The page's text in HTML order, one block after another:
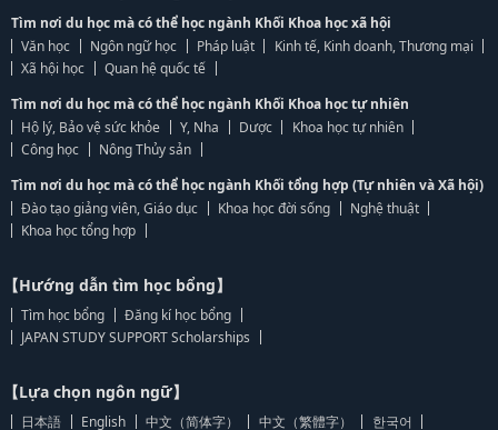
Tìm nơi du học mà có thể học ngành Khối Khoa học xã hội
Văn học
Ngôn ngữ học Pháp luật
Kinh tế, Kinh doanh, Thương mại
Xã hội học
Quan hệ quốc tế
Tìm nơi du học mà có thể học ngành Khối Khoa học tự nhiên
Hộ lý, Bảo vệ sức khỏe
Y, Nha Dược
Khoa học tự nhiên
Công học
Nông Thủy sản
Tìm nơi du học mà có thể học ngành Khối tổng hợp (Tự nhiên và Xã hội)
Đào tạo giảng viên, Giáo dục
Khoa học đời sống
Nghệ thuật
Khoa học tổng hợp
【Hướng dẫn tìm học bổng】
Tìm học bổng
Đăng kí học bổng
JAPAN STUDY SUPPORT Scholarships
【Lựa chọn ngôn ngữ】
日本語 English 中文（简体字） 中文（繁體字） 한국어